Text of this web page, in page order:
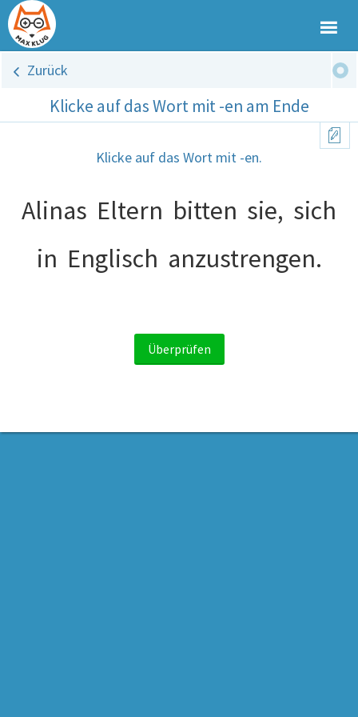
Zurück
Klicke auf das Wort mit -en am Ende
Klicke auf das Wort mit -en.
Alinas Eltern bitten sie, sich
in Englisch anzustrengen.